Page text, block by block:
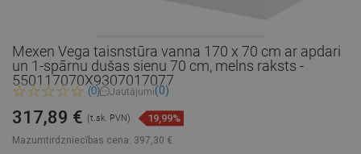
Mexen Vega taisnstūra vanna 170 x 70 cm ar apdari
un 1-spārnu dušas sienu 70 cm, melns raksts -
550117070X9307017077
(0) Jautājumi(0)
Mazumtirdzniecības cena: 397,30 €
317,89 € (t.sk. PVN) 19,99%